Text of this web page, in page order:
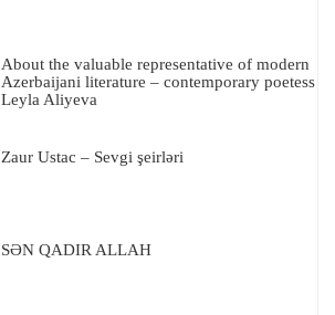
About the valuable representative of modern
Azerbaijani literature – contemporary poetess
Leyla Aliyeva
Zaur Ustac – Sevgi şeirləri
SƏN QADIR ALLAH